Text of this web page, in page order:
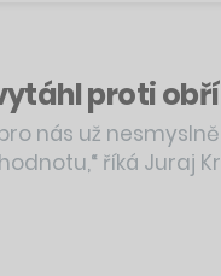
proti
nás už
říká Juraj